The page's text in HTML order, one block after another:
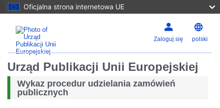
Oficjalna strona internetowa UE
Zaloguj się polski
Urząd Publikacji Unii Europejskiej
Wykaz procedur udzielania zamówień
publicznych